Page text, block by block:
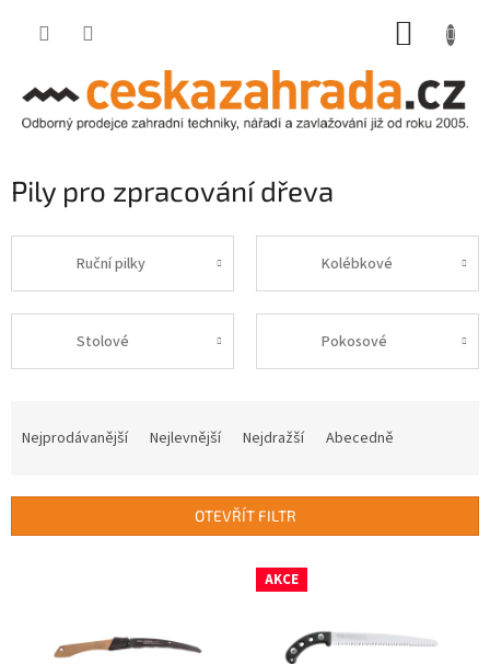
Pily pro zpracování dřeva
Ruční pilky Kolébkové
Stolové Pokosové
í
Nejprodávanější Nejlevnější Nejdražší Abecedně
OTEVŘÍT FILTR
AKCE